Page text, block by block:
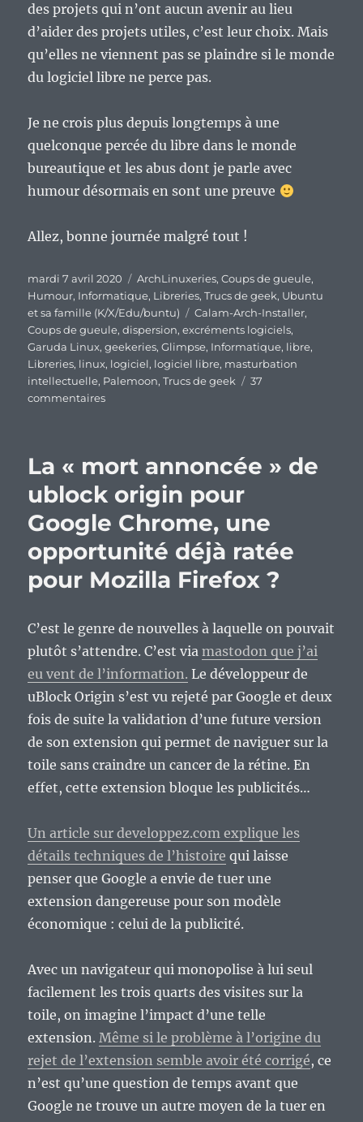
des projets qui n’ont aucun avenir au lieu
d’aider des projets utiles, c’est leur choix. Mais
qu’elles ne viennent pas se plaindre si le monde
du logiciel libre ne perce pas.
Je ne crois plus depuis longtemps à une
quelconque percée du libre dans le monde
bureautique et les abus dont je parle avec
humour désormais en sont une preuve
Allez, bonne journée malgré tout !
Publié
le
mardi 7 avril 2020 Catégories
ArchLinuxeries,Coups de gueule,
Humour, Informatique, Libreries,Trucs de geek, Ubuntu
et sa famille (K/X/Edu/buntu)
Étiquettes
Calam-Arch-Installer,
Coups de gueule,dispersion,excréments logiciels,
Garuda Linux,geekeries,Glimpse, Informatique, libre,
Libreries, linux, logiciel, logiciel libre, masturbation
intellectuelle, Palemoon,Trucs de geek
37
commentairessur
mourir,
des
projets
parasites
du
monde
du
La « mort annoncée » de
ublock origin pour
Google Chrome, une
opportunité déjà ratée
pour Mozilla Firefox ?
C’est le genre de nouvelles à laquelle on pouvait
plutôt s’attendre. C’est viamastodon que j’ai
eu vent de l’information. Le développeur de
uBlock Origin s’est vu rejeté par Google et deux
fois de suite la validation d’une future version
de son extension qui permet de naviguer sur la
toile sans craindre un cancer de la rétine. En
effet, cette extension bloque les publicités…
Un article sur developpez.com explique les
détails techniques de l’histoire qui laisse
penser que Google a envie de tuer une
extension dangereuse pour son modèle
économique : celui de la publicité.
Avec un navigateur qui monopolise à lui seul
facilement les trois quarts des visites sur la
toile, on imagine l’impact d’une telle
extension.Même si le problème à l’origine du
rejet de l’extension semble avoir été corrigé, ce
n’est qu’une question de temps avant que
Google ne trouve un autre moyen de la tuer en